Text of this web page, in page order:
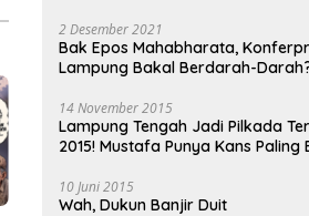
2 Desember 2021
Bak Epos Mahabharata,
Lampung Bakal Berdarah-
14 November 2015
Lampung Tengah Jadi Pilkada
2015! Mustafa Punya Kans Paling
10 Juni 2015
Wah, Dukun Banjir Duit